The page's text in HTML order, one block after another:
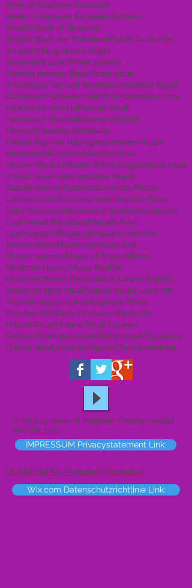
Book of Shadows Exclusive
Book of Shadows Exclusive Edition+
Brighid Book of Shadows
Brighid Buch der SchattenBrighid Zauberöle
BrujasCeltic goddess Brigid
December 21st Winter solstice
Déesse celtique BrigidEcate ritual
Fruehlings Tag und NachtgleicheGöttin Brigid
HalloweenHalloween WitchtokHalloween filme
Halloween ritualHalloween rituali
Halloween rituelHalloween witchtok
Harvest ritualHecateHekate
Herbst Tag und NachtgleicheHexenrituale
Hexenrituale witchtokHécate ritual
Imbolc Ritual keltische Göttin BrigidImbolc ritual
Imbolc ritual Celtic goddess Brigid
Kupala witchtokLammasLammas Riuale
Lammas rituelLammas witchtokLitha Ritual
Litha SonnwendfeuerLitha ritualLitha witchtok
Lughnasad RitualLughnasad ritual
Lughnasadh RitualLughnasadh witchtok
Mabon RitualMabon kelisches fest
Mabon witchtokMagic of BrighidMistel
Moderne Hexen Heute Brighid
Moderne Hexen Heute Buch Autorin Brighid
Natale streghe ritualiNatural magic Love oils
Natural magic Love oils Sprays Tiktok
October 31Ostara 21 marzo Equinozio
Ostara RitualOstara Ritual Equinox
Ostara Rituel équinoxeOstara rituali Equinozio
Ostara rituel bougies PâquesOstara witchtok
© 2023 by Name of Template. Proudly created
with Wix.com
IMPRESSUM Privacystatement Link:
Do Not Sell My Personal Information
Wix.com Datenschutzrichtlinie Link: